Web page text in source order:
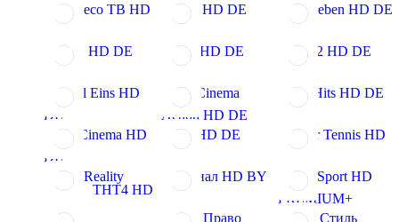
Эспресо ТВ HD Sat.1 HD DE ProSieben HD DE
VOX HD DE RTL HD DE RTL 2 HD DE
Kabel Eins HD
DE
Sky Cinema
Action HD DE
Sky Hits HD DE
Sky Cinema HD
DE
n-tv HD DE Super Tennis HD
CBS Reality 8 Канал HD BY
TV3 Sport HD
PREMIUM+
ТНТ4 HD
НТВ Право
НТВ Стиль